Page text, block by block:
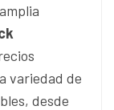
variedad de
desde